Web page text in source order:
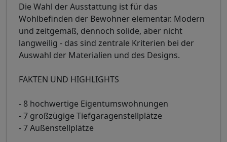
Die Wahl der Ausstattung ist für das
Wohlbefinden der Bewohner elementar. Modern
und zeitgemäß, dennoch solide, aber nicht
langweilig - das sind zentrale Kriterien bei der
Auswahl der Materialien und des Designs.
FAKTEN UND HIGHLIGHTS
- 8 hochwertige Eigentumswohnungen
- 7 großzügige Tiefgaragenstellplätze
- 7 Außenstellplätze